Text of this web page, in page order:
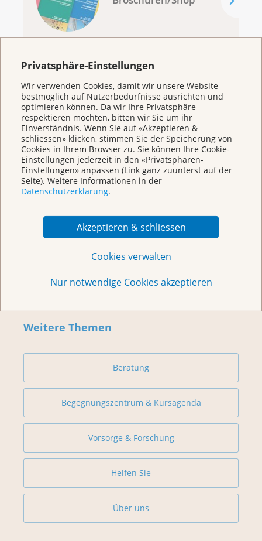
Privatsphäre-Einstellungen
Wir verwenden Cookies, damit wir unsere Website
bestmöglich auf Nutzerbedürfnisse ausrichten und
optimieren können. Da wir Ihre Privatsphäre
respektieren möchten, bitten wir Sie um ihr
Einverständnis. Wenn Sie auf «Akzeptieren &
schliessen» klicken, stimmen Sie der Speicherung von
Cookies in Ihrem Browser zu. Sie können Ihre Cookie-
Einstellungen jederzeit in den «Privatsphären-
Einstellungen» anpassen (Link ganz zuunterst auf der
Seite). Weitere Informationen in der
Datenschutzerklärung.
Akzeptieren & schliessen
Cookies verwalten
Nur notwendige Cookies akzeptieren
KrebsInfo
0800 11 88 11
Montag – Freitag: 10 – 18 Uhr
E-Mail
mailto:krebsinfo@krebsliga.ch
Chat
KrebsInfo
Montag – Freitag: 10 – 18 Uhr
Weitere Themen
Beratung
Begegnungszentrum & Kursagenda
Vorsorge & Forschung
Helfen Sie
Über uns